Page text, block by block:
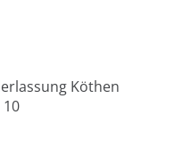
Köthen